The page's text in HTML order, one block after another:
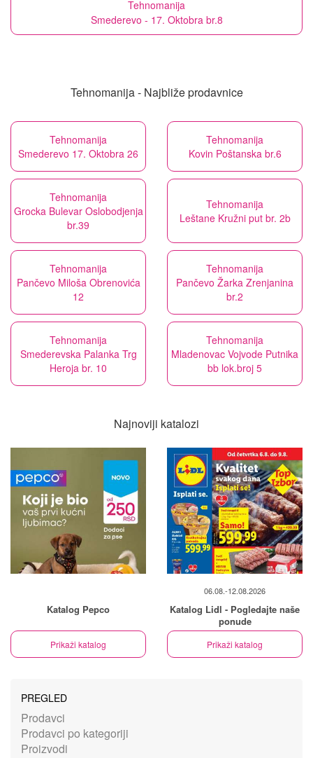
Tehnomanija
Smederevo - 17. Oktobra br.8
Tehnomanija - Najbliže prodavnice
Tehnomanija
Smederevo 17. Oktobra 26
Tehnomanija
Kovin Poštanska br.6
Tehnomanija
Grocka Bulevar Oslobodjenja
br.39
Tehnomanija
Leštane Kružni put br. 2b
Tehnomanija
Pančevo Miloša Obrenovića
12
Tehnomanija
Pančevo Žarka Zrenjanina
br.2
Tehnomanija
Smederevska Palanka Trg
Heroja br. 10
Tehnomanija
Mladenovac Vojvode Putnika
bb lok.broj 5
Najnoviji katalozi
Katalog Pepco
Prikaži katalog
06.08.-12.08.2026
Katalog Lidl - Pogledajte naše
ponude
Prikaži katalog
PREGLED
Prodavci
Prodavci po kategoriji
Proizvodi